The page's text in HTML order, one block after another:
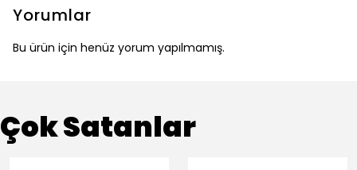
Yorumlar
Bu ürün için henüz yorum yapılmamış.
Çok Satanlar